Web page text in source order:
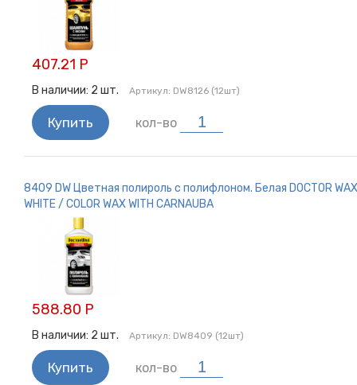
407.21 Р
В наличии: 2 шт. Артикул: DW8126 (12шт)
Купить кол-во
8409 DW Цветная полироль с полифлоном. Белая DOCTOR WAX
WHITE / COLOR WAX WITH CARNAUBA
588.80 Р
В наличии: 2 шт. Артикул: DW8409 (12шт)
Купить кол-во